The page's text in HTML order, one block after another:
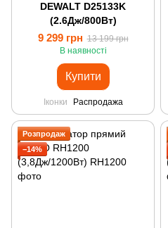
DEWALT D25133K
(2.6Дж/800Вт)
9 299 грн 13 199 грн
В наявності
Купити
Іконки Распродажа
Розпродаж
−14%